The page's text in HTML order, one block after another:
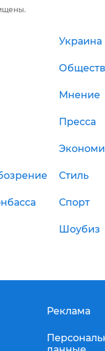
Украина
Мнение
Пресса
Стиль
Спорт
Шоубиз
Реклама